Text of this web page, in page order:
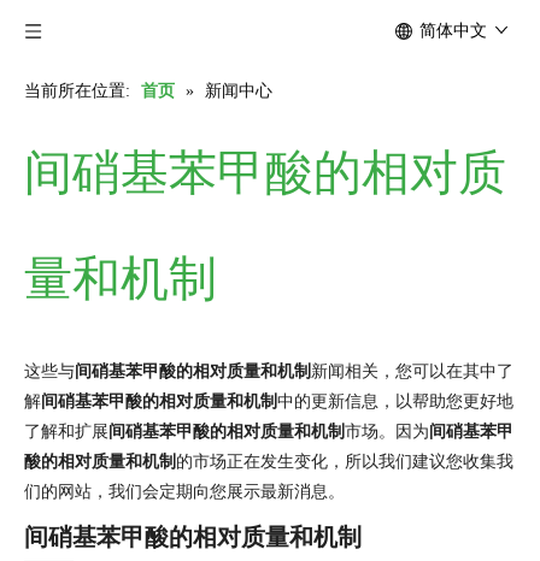
简体中文
当前所在位置: 首页 » 新闻中心
间硝基苯甲酸的相对质
量和机制
这些与 间硝基苯甲酸的相对质量和机制 新闻相关，您可以在其中了
解 间硝基苯甲酸的相对质量和机制 中的更新信息，以帮助您更好地
了解和扩展 间硝基苯甲酸的相对质量和机制 市场。因为 间硝基苯甲
酸的相对质量和机制 的市场正在发生变化，所以我们建议您收集我
们的网站，我们会定期向您展示最新消息。
间硝基苯甲酸的相对质量和机制